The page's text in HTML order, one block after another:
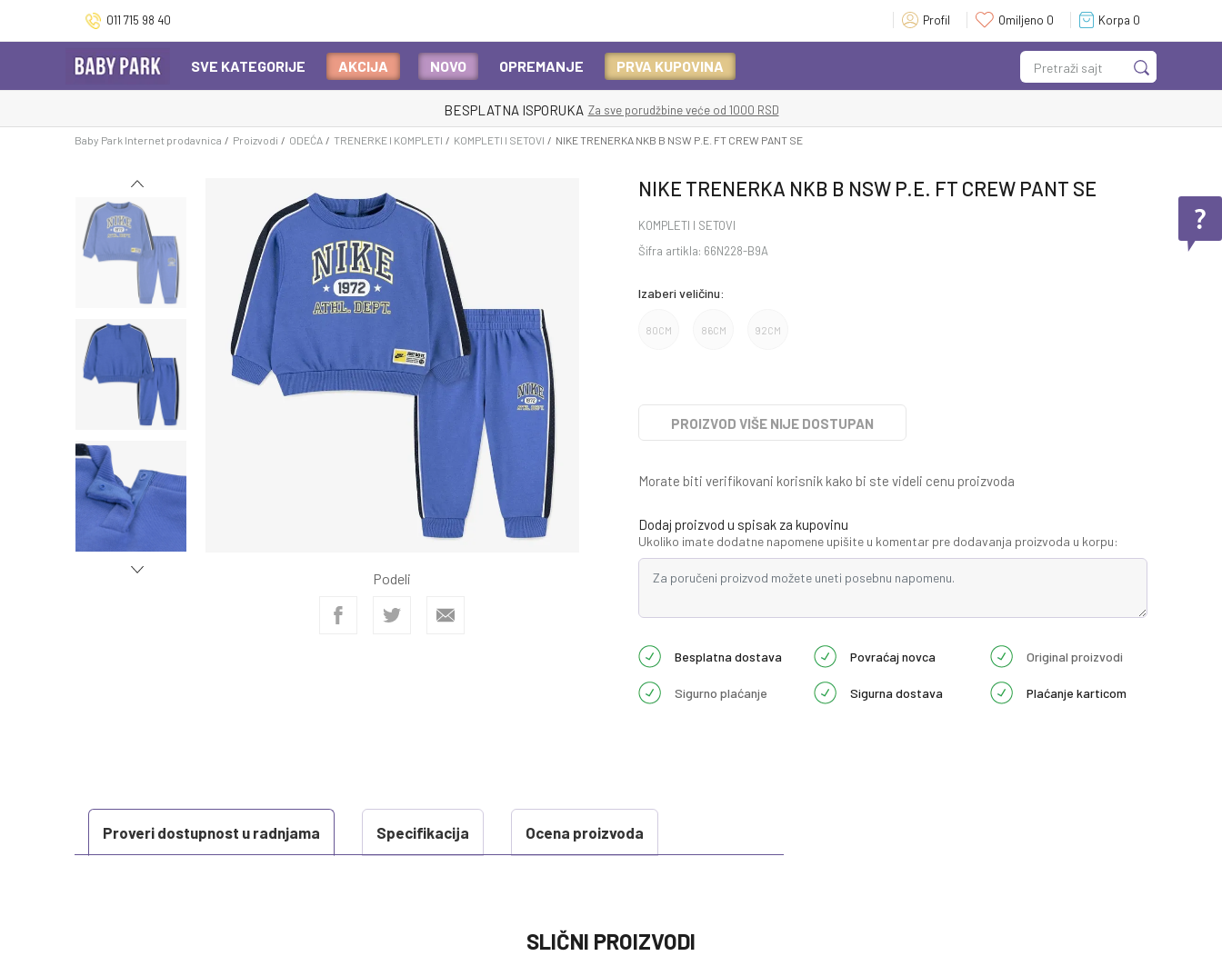
011 715 98 40 Profil Omiljeno 0 Korpa 0
Pretraži sajt
SVE KATEGORIJE AKCIJA NOVO OPREMANJE PRVA KUPOVINA
BESPLATNA ISPORUKA Za sve porudžbine veće od 1000 RSD
Baby Park Internet prodavnica Proizvodi ODEĆA TRENERKE I KOMPLETI KOMPLETI I SETOVI NIKE TRENERKA NKB B NSW P.E. FT CREW PANT SE
Podeli
NIKE TRENERKA NKB B NSW P.E. FT CREW PANT SE
KOMPLETI I SETOVI
Šifra artikla: 66N228-B9A
Izaberi veličinu:
80CM 86CM 92CM
PROIZVOD VIŠE NIJE DOSTUPAN
Morate biti verifikovani korisnik kako bi ste videli cenu proizvoda
Dodaj proizvod u spisak za kupovinu
Ukoliko imate dodatne napomene upišite u komentar pre dodavanja proizvoda u korpu:
Besplatna dostava Povraćaj novca Original proizvodi
Sigurno plaćanje Sigurna dostava Plaćanje karticom
Proveri dostupnost u radnjama Specifikacija Ocena proizvoda
KOMPLETI I SETOVISLIČNI PROIZVODI